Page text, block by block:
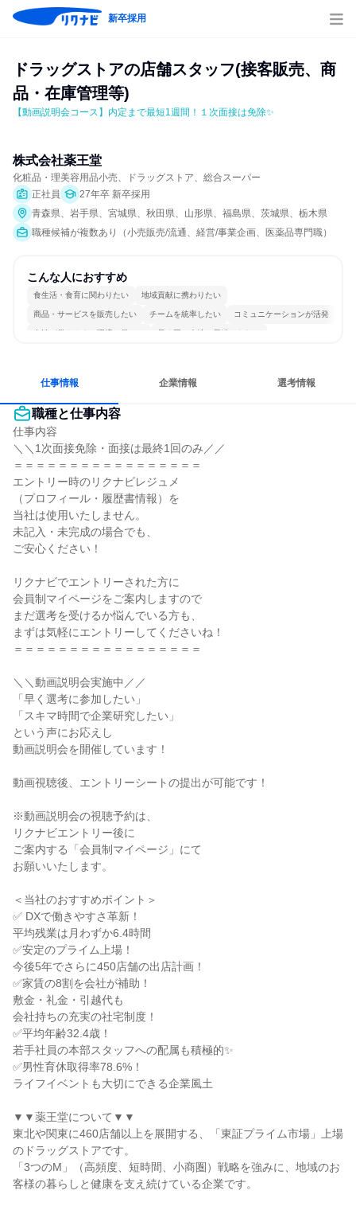
新卒採用
ドラッグストアの店舗スタッフ(接客販売、商
品・在庫管理等)
【動画説明会コース】内定まで最短1週間！１次面接は免除✨
株式会社薬王堂
化粧品・理美容用品小売、ドラッグストア、総合スーパー
正社員
27年卒 新卒採用
青森県、岩手県、宮城県、秋田県、山形県、福島県、茨城県、栃木県
職種候補が複数あり（小売販売/流通、経営/事業企画、医薬品専門職）
こんな人におすすめ
食生活・食育に関わりたい 地域貢献に携わりたい
商品・サービスを販売したい チームを統率したい コミュニケーションが活発
女性が働きやすい環境で働ける 長く同じ会社に居続けられる
仕事情報 企業情報 選考情報
職種と仕事内容
仕事内容
＼＼1次面接免除・面接は最終1回のみ／／
＝＝＝＝＝＝＝＝＝＝＝＝＝＝＝＝＝
エントリー時のリクナビレジュメ
（プロフィール・履歴書情報）を
当社は使用いたしません。
未記入・未完成の場合でも、
ご安心ください！
リクナビでエントリーされた方に
会員制マイページをご案内しますので
まだ選考を受けるか悩んでいる方も、
まずは気軽にエントリーしてくださいね！
＝＝＝＝＝＝＝＝＝＝＝＝＝＝＝＝＝
＼＼動画説明会実施中／／
「早く選考に参加したい」
「スキマ時間で企業研究したい」
という声にお応えし
動画説明会を開催しています！
動画視聴後、エントリーシートの提出が可能です！
※動画説明会の視聴予約は、
リクナビエントリー後に
ご案内する「会員制マイページ」にて
お願いいたします。
＜当社のおすすめポイント＞
✅ DXで働きやすさ革新！
平均残業は月わずか6.4時間
✅安定のプライム上場！
今後5年でさらに450店舗の出店計画！
✅家賃の8割を会社が補助！
敷金・礼金・引越代も
会社持ちの充実の社宅制度！
✅平均年齢32.4歳！
若手社員の本部スタッフへの配属も積極的✨
✅男性育休取得率78.6%！
ライフイベントも大切にできる企業風土
▼▼薬王堂について▼▼
東北や関東に460店舗以上を展開する、「東証プライム市場」上場
のドラッグストアです。
「3つのM」（高頻度、短時間、小商圏）戦略を強みに、地域のお
客様の暮らしと健康を支え続けている企業です。